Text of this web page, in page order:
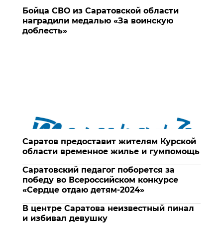
Бойца СВО из Саратовской области
наградили медалью «За воинскую
доблесть»
Саратов предоставит жителям Курской
области временное жилье и гумпомощь
Саратовский педагог поборется за
победу во Всероссийском конкурсе
«Сердце отдаю детям-2024»
В центре Саратова неизвестный пинал
и избивал девушку